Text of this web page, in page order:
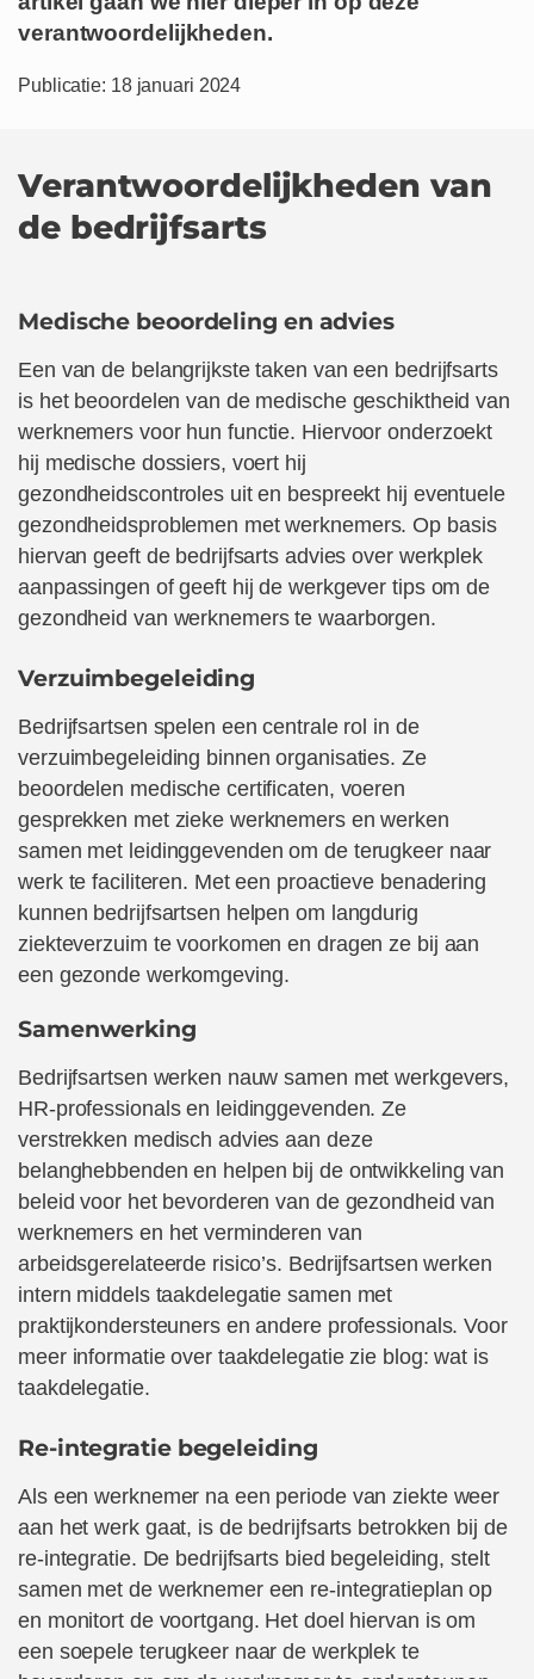
verantwoordelijkheden.
Publicatie: 18 januari 2024
Verantwoor­delijk­heden van
de bedrijfsarts
Medische beoordeling en advies
Een van de belangrijkste taken van een bedrijfsarts
is het beoordelen van de medische geschiktheid van
werknemers voor hun functie. Hiervoor onderzoekt
hij medische dossiers, voert hij
gezondheidscontroles uit en bespreekt hij eventuele
gezondheidsproblemen met werknemers. Op basis
hiervan geeft de bedrijfsarts advies over werkplek
aanpassingen of geeft hij de werkgever tips om de
gezondheid van werknemers te waarborgen.
Verzuimbegeleiding
Bedrijfsartsen spelen een centrale rol in de
verzuimbegeleiding binnen organisaties. Ze
beoordelen medische certificaten, voeren
gesprekken met zieke werknemers en werken
samen met leidinggevenden om de terugkeer naar
werk te faciliteren. Met een proactieve benadering
kunnen bedrijfsartsen helpen om langdurig
ziekteverzuim te voorkomen en dragen ze bij aan
een gezonde werkomgeving.
Samenwerking
Bedrijfsartsen werken nauw samen met werkgevers,
HR-professionals en leidinggevenden. Ze
verstrekken medisch advies aan deze
belanghebbenden en helpen bij de ontwikkeling van
beleid voor het bevorderen van de gezondheid van
werknemers en het verminderen van
arbeidsgerelateerde risico’s. Bedrijfsartsen werken
intern middels taakdelegatiesamen met
praktijkondersteuners en andere professionals. Voor
meer informatie over taakdelegatie zie blog: wat is
taakdelegatie.
Re-integratie begeleiding
Als een werknemer na een periode van ziekte weer
aan het werk gaat, is de bedrijfsarts betrokken bij de
re-integratie. De bedrijfsarts bied begeleiding, stelt
samen met de werknemer een re-integratieplan op
en monitort de voortgang. Het doel hiervan is om
een soepele terugkeer naar de werkplek te